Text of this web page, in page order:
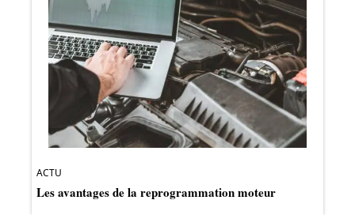
ACTU
Les avantages de la reprogrammation moteur